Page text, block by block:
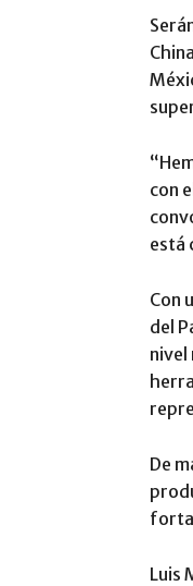
con
está
Con
del
nivel
De
Luis